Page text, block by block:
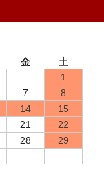
金
土
1
7
8
14
15
21
22
28
29